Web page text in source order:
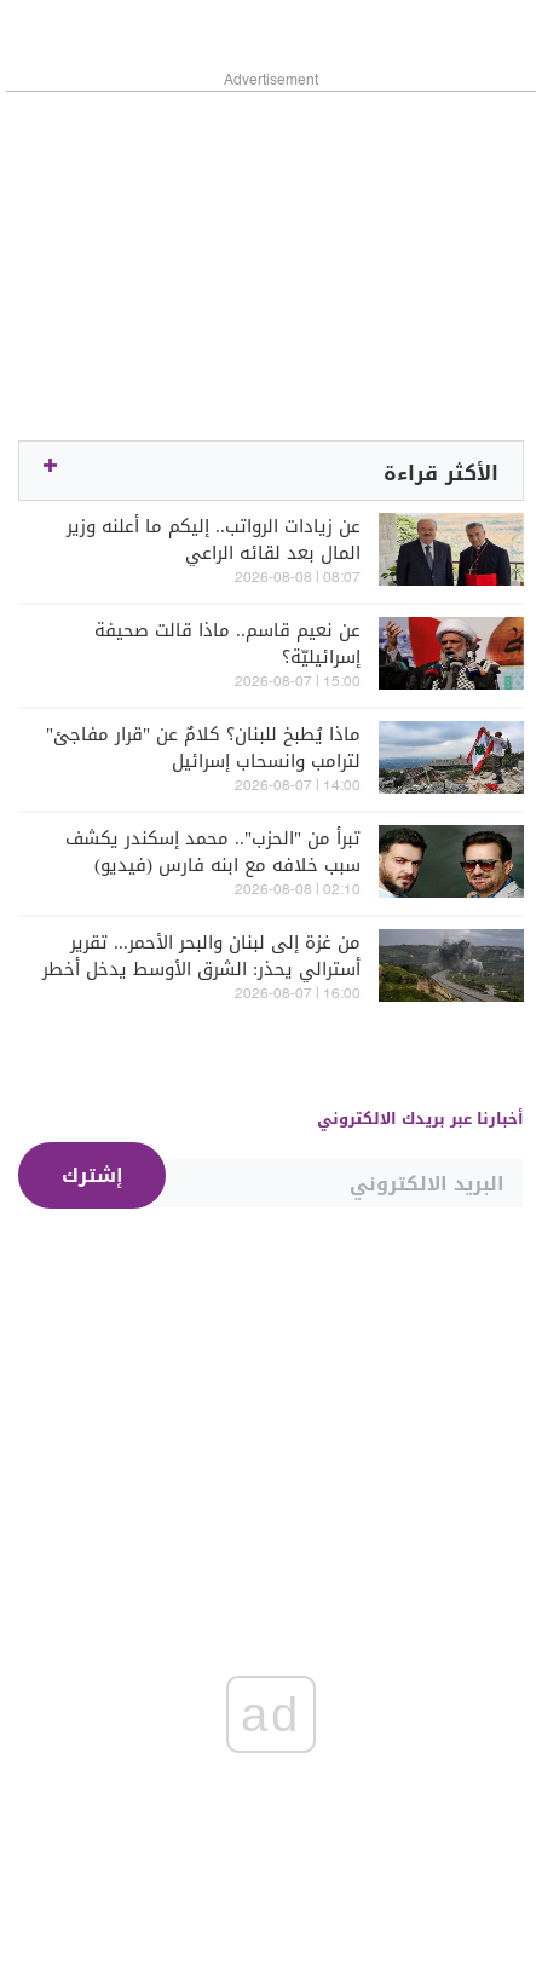
Advertisement
الأكثر قراءة
عن زيادات الرواتب.. إليكم ما أعلنه وزير
المال بعد لقائه الراعي
08:07 | 2026-08-08
عن نعيم قاسم.. ماذا قالت صحيفة
إسرائيليّة؟
15:00 | 2026-08-07
ماذا يُطبخ للبنان؟ كلامٌ عن "قرار مفاجئ"
لترامب وانسحاب إسرائيل
14:00 | 2026-08-07
تبرأ من "الحزب".. محمد إسكندر يكشف
سبب خلافه مع ابنه فارس (فيديو)
02:10 | 2026-08-08
من غزة إلى لبنان والبحر الأحمر... تقرير
أسترالي يحذر: الشرق الأوسط يدخل أخطر
مراحله
16:00 | 2026-08-07
أخبارنا عبر بريدك الالكتروني
إشترك
ad